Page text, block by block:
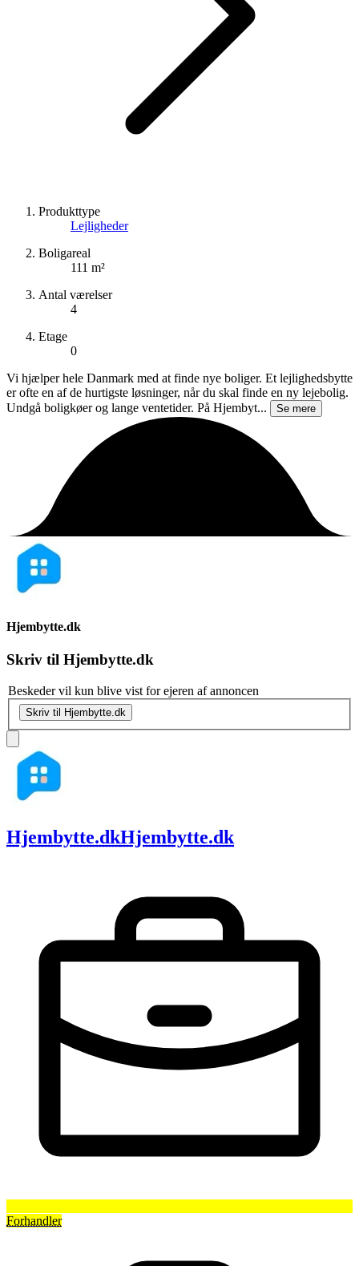
Produkttype
Lejligheder
Boligareal
111 m²
Antal værelser
4
Etage
0
Vi hjælper hele Danmark med at finde nye boliger. Et lejlighedsbytte
er ofte en af de hurtigste løsninger, når du skal finde en ny lejebolig.
Undgå boligkøer og lange ventetider. På Hjembyt...
Se mere
Hjembytte.dk
Skriv til Hjembytte.dk
Beskeder vil kun blive vist for ejeren af annoncen
Skriv til Hjembytte.dk
Hjembytte.dkHjembytte.dk
Forhandler